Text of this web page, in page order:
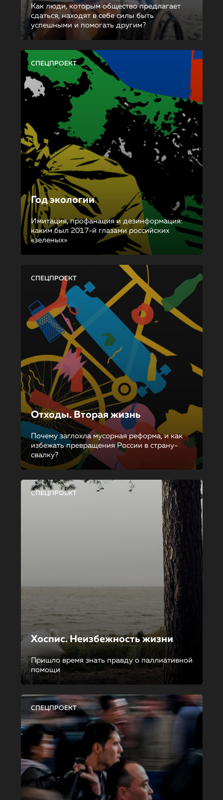
Как люди, которым общество предлагает
сдаться, находят в себе силы быть
успешными и помогать другим?
СПЕЦПРОЕКТ
Год экологии
Имитация, профанация и дезинформация:
каким был 2017-й глазами российских
«зеленых»
СПЕЦПРОЕКТ
Отходы. Вторая жизнь
Почему заглохла мусорная реформа, и как
избежать превращения России в страну-
свалку?
СПЕЦПРОЕКТ
Хоспис. Неизбежность жизни
Пришло время знать правду о паллиативной
помощи
СПЕЦПРОЕКТ